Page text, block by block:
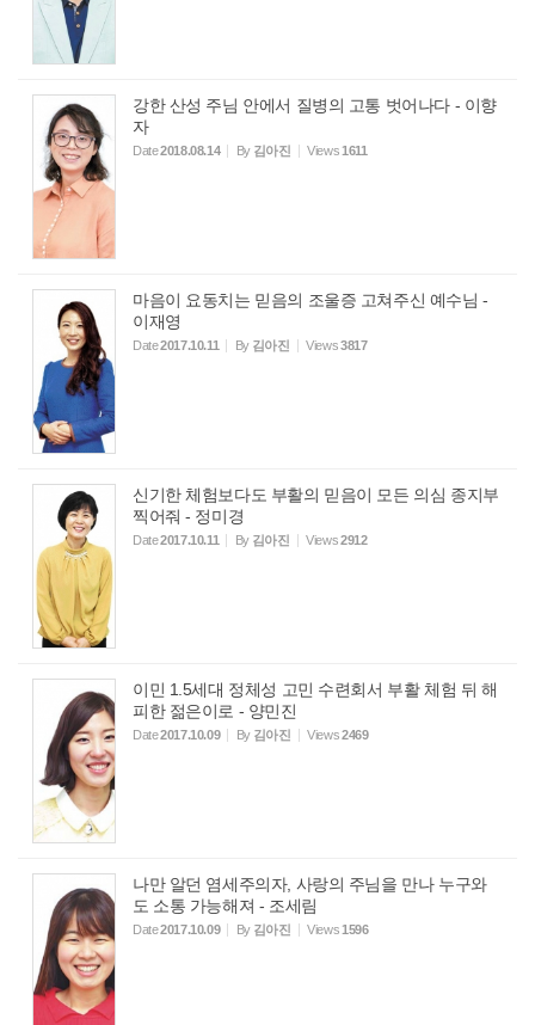
강한 산성 주님 안에서 질병의 고통 벗어나다 - 이향
자
Date2018.08.14 By 김아진 Views1611
마음이 요동치는 믿음의 조울증 고쳐주신 예수님 -
이재영
Date2017.10.11 By 김아진 Views3817
신기한 체험보다도 부활의 믿음이 모든 의심 종지부
찍어줘 - 정미경
Date2017.10.11 By 김아진 Views2912
이민 1.5세대 정체성 고민 수련회서 부활 체험 뒤 해
피한 젊은이로 - 양민진
Date2017.10.09 By 김아진 Views2469
나만 알던 염세주의자, 사랑의 주님을 만나 누구와
도 소통 가능해져 - 조세림
Date2017.10.09 By 김아진 Views1596